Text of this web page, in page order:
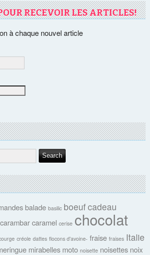
RECEVOIR LES ARTICLES!
à chaque nouvel article
balade basilic boeufcadeau
carambar caramel cerise chocolat
créole dattes flocons d'avoine- fraise fraises Italie
mirabelles moto noisette noisettes noix